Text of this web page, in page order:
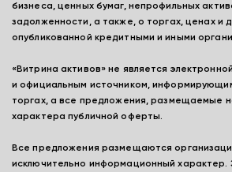
бизнеса, ценных бумаг, непрофильных
задолженности, а также, о торгах, ценах и
опубликованной кредитными и иными
«Витрина активов» не является
и официальным источником,
торгах, а все предложения, размещаемые
характера публичной оферты.
Все предложения размещаются
исключительно информационный